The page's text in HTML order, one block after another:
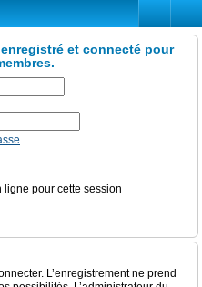
et connecté pour
ligne pour cette session
L’enregistrement ne prend